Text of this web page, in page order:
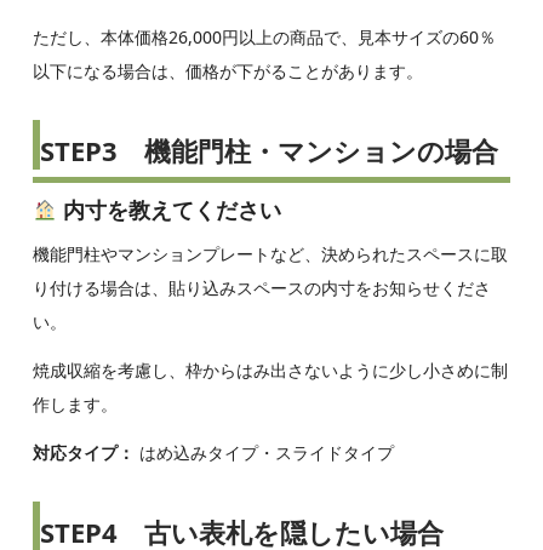
ただし、本体価格26,000円以上の商品で、見本サイズの60％
以下になる場合は、価格が下がることがあります。
STEP3 機能門柱・マンションの場合
内寸を教えてください
機能門柱やマンションプレートなど、決められたスペースに取
り付ける場合は、貼り込みスペースの内寸をお知らせくださ
い。
焼成収縮を考慮し、枠からはみ出さないように少し小さめに制
作します。
対応タイプ： はめ込みタイプ・スライドタイプ
STEP4 古い表札を隠したい場合